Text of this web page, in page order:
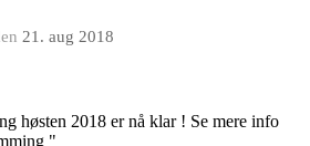
21. aug 2018
høsten 2018 er nå klar ! Se mere info
"